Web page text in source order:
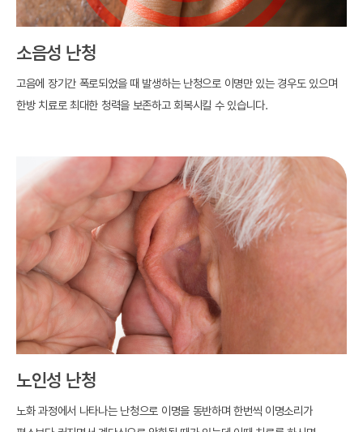
소음성 난청
고음에 장기간 폭로되었을 때 발생하는 난청으로 이명만 있는 경우도 있으며
한방 치료로최대한 청력을 보존하고 회복시킬 수 있습니다.
노인성 난청
노화 과정에서 나타나는 난청으로 이명을 동반하며 한번씩 이명소리가